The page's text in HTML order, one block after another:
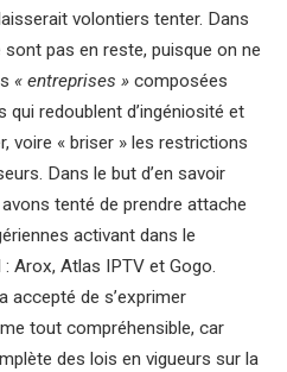
volontiers tenter. Dans
pas en reste, puisque on ne
« entreprises » composées
qui redoublent d’ingéniosité et
voire « briser » les restrictions
Dans le but d’en savoir
tenté de prendre attache
activant dans le
Arox, Atlas IPTV et Gogo.
accepté de s’exprimer
tout compréhensible, car
des lois en vigueurs sur la